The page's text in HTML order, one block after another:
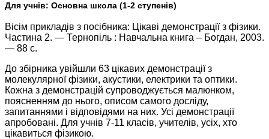
Для учнів: Основна школа (1-2 ступенів)
Вісім прикладів з посібника: Цікаві демонстрації з фізики.
Частина 2. — Тернопіль : Навчальна книга – Богдан, 2003.
— 88 с.
До збірника увійшли 63 цікавих демонстрації з
молекулярної фізики, акустики, електрики та оптики.
Кожна з демонстрацій супроводжується малюнком,
поясненням до нього, описом самого досліду,
запитаннями і відповідями на них. Усі демонстрації
апробовані. Для учнів 7-11 класів, учителів, усіх, хто
цікавиться фізикою.